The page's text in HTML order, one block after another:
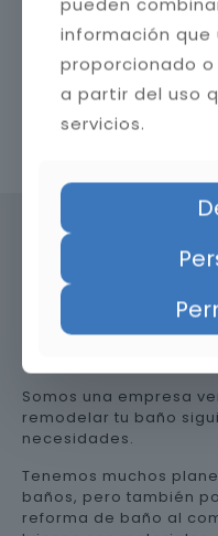
Precio de
Somos una empresa
remodelar tu baño
necesidades.
Tenemos muchos
baños, pero también
reforma de baño al
información que
proporcionado
a partir del uso
servicios.